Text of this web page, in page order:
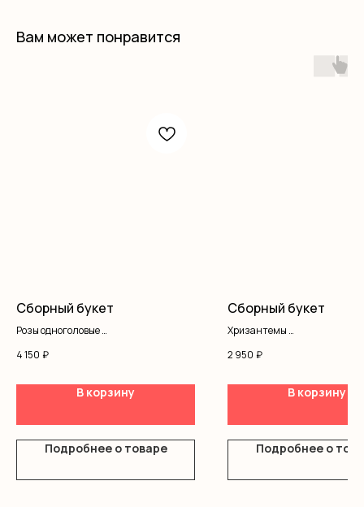
Вам может понравится
Сборный букет
Розы одноголовые
Диантус
Оформление
4 150 ₽
В корзину
Подробнее о товаре
Сборный букет
Хризантемы
Оформление
2 950 ₽
В корзину
Подробнее о